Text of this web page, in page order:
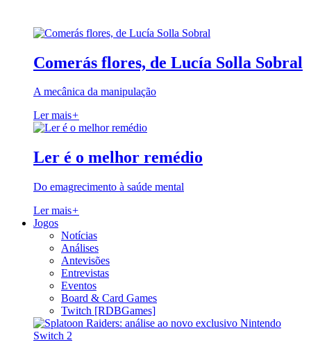
Comerás flores, de Lucía Solla Sobral
A mecânica da manipulação
Ler mais+
Ler é o melhor remédio
Do emagrecimento à saúde mental
Ler mais+
Jogos
Notícias
Análises
Antevisões
Entrevistas
Eventos
Board & Card Games
Twitch [RDBGames]